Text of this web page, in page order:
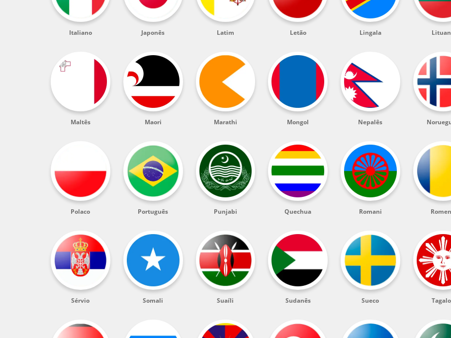
Italiano Japonês Latim Letão Lingala
Maltês Maori Marathi Mongol Nepalês
Polaco Português Punjabi Quechua Romani
Sérvio Somali Suaíli Sudanês Sueco